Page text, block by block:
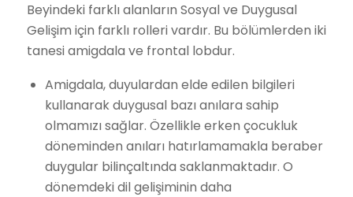
Beyindeki farklı alanların Sosyal ve Duygusal
Gelişim için farklı rolleri vardır. Bu bölümlerden iki
tanesi amigdala ve frontal lobdur.
Amigdala, duyulardan elde edilen bilgileri
kullanarak duygusal bazı anılara sahip
olmamızı sağlar. Özellikle erken çocukluk
döneminden anıları hatırlamamakla beraber
duygular bilinçaltında saklanmaktadır. O
dönemdeki dil gelişiminin daha